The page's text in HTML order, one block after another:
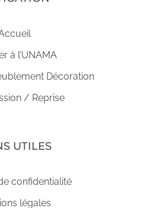
à l’UNAMA
Décoration
/ Reprise
UTILES
confidentialité
légales